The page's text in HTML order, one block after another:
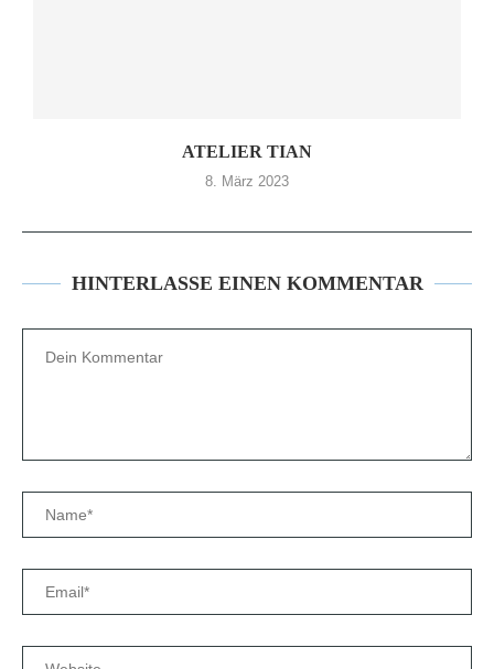
ATELIER TIAN
8. März 2023
HINTERLASSE EINEN KOMMENTAR